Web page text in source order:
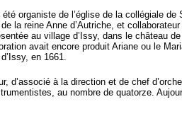
organiste de l’église de la collégiale de
la reine Anne d’Autriche, et
au village d’Issy, dans le château
avait encore produit Ariane ou le
en 1661.
d’associé à la direction et de chef
au nombre de quatorze.